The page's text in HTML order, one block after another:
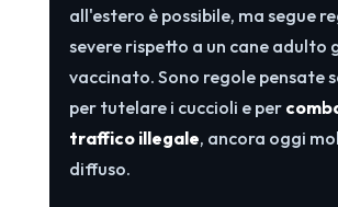
all'estero è possibile, ma segue
severe rispetto a un cane adulto
vaccinato. Sono regole pensate
per tutelare i cuccioli e per
traffico illegale, ancora oggi
diffuso.